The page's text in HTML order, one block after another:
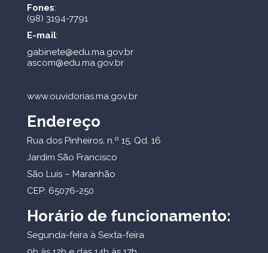
Fones:
(98) 3194-7791
E-mail:
gabinete@edu.ma.gov.br
ascom@edu.ma.gov.br
www.ouvidorias.ma.gov.br
Endereço
Rua dos Pinheiros, n.º 15, Qd. 16
Jardim São Francisco
São Luís – Maranhão
CEP: 65076-250
Horário de funcionamento:
Segunda-feira à Sexta-feira